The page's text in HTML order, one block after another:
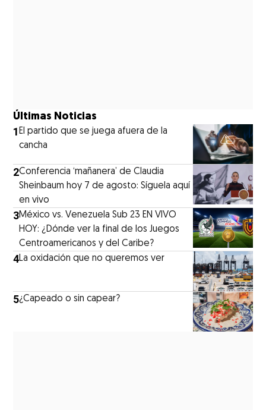
Últimas Noticias
1El partido que se juega afuera de la
cancha
2Conferencia ‘mañanera’ de Claudia
Sheinbaum hoy 7 de agosto: Síguela aquí
en vivo
3México vs. Venezuela Sub 23 EN VIVO
HOY: ¿Dónde ver la final de los Juegos
Centroamericanos y del Caribe?
4La oxidación que no queremos ver
5¿Capeado o sin capear?